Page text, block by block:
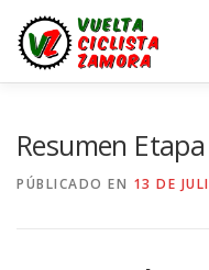
contenido
Resumen
PÚBLICADO EN 13 DE